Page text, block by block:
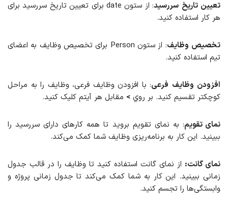
تعیین تاریخ سررسید
: از ستون date برای تعیین تاریخ سررسید برای
هر کار استفاده کنید.
تخصیص وظایف
: از ستون Person برای تخصیص وظایف به اعضای
تیم استفاده کنید.
افزودن وظایف فرعی: با افزودن وظایف فرعی، وظایف را به مراحل
کوچکتر تقسیم کنید. بر روي > مقابل هر آیتم کلیک کنید.
نمای تقویم: به نمای تقویم بروید تا همه کارهای دارای سررسید را
ببینید. این کار به برنامه‌ریزی وظایف شما کمک می‌کند.
نمای گانت: از نمای گانت استفاده کنید تا وظایف را در قالب جدول
زمانی ببینید. این کار به شما کمک می‌کند تا جدول زمانی پروژه و
وابستگی‌ها را تجسم کنید.